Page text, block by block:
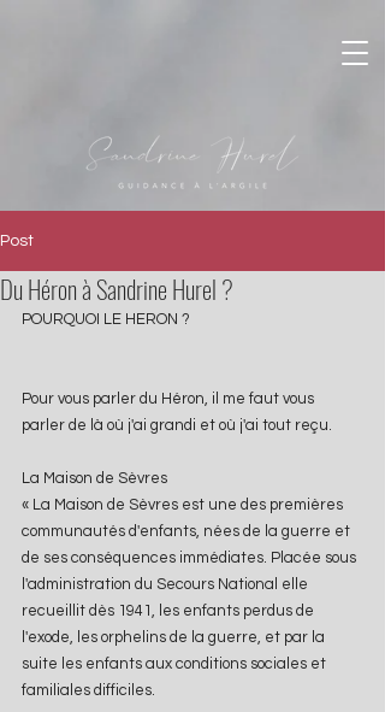
Post
Du Héron à Sandrine Hurel ?
POURQUOI LE HERON ?
Pour vous parler du Héron, il me faut vous
parler de là où j'ai grandi et où j'ai tout reçu.
La Maison de Sèvres
« La Maison de Sèvres est une des premières
communautés d'enfants, nées de la guerre et
de ses conséquences immédiates. Placée sous
l'administration du Secours National elle
recueillit dès 1941, les enfants perdus de
l'exode, les orphelins de la guerre, et par la
suite les enfants aux conditions sociales et
familiales difficiles.